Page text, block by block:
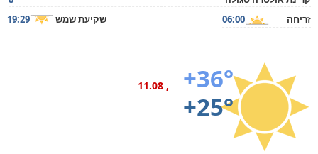
זריחה
06:00 שקיעת שמש 19:29
+36°
+25°
, 11.08